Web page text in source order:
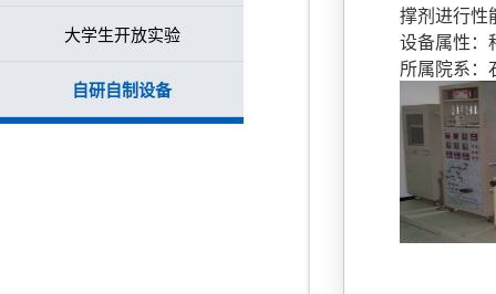
大学生开放实验
自研自制设备
撑剂进行性
设备属性：
所属院系：